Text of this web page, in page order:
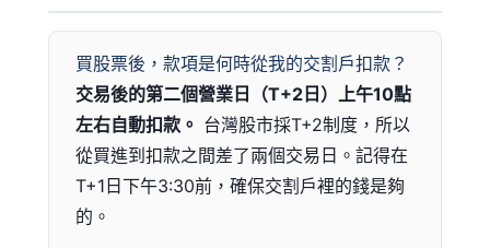
買股票後，款項是何時從我的交割戶扣款？
交易後的第二個營業日（T+2日）上午10點
左右自動扣款。 台灣股市採T+2制度，所以
從買進到扣款之間差了兩個交易日。記得在
T+1日下午3:30前，確保交割戶裡的錢是夠
的。